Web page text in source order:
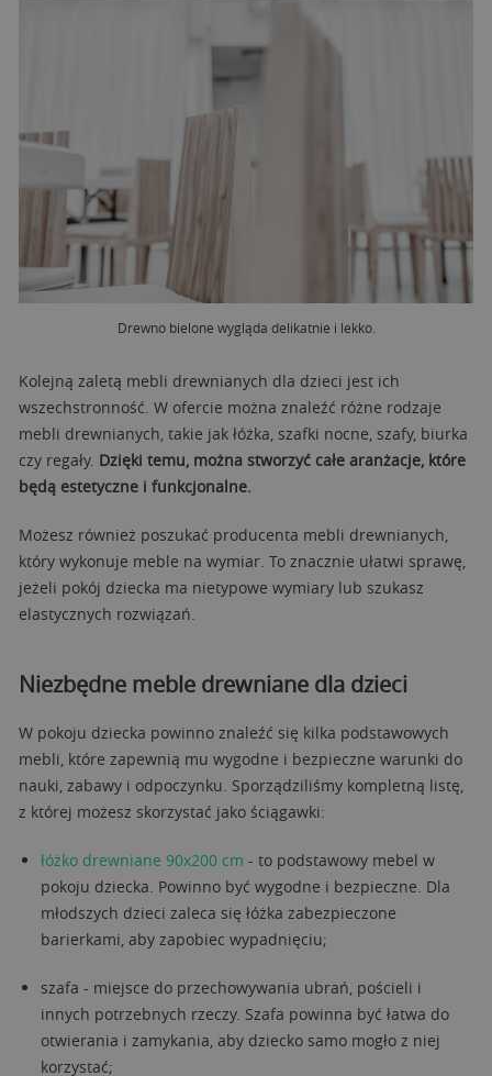
Drewno bielone wygląda delikatnie i lekko.
Kolejną zaletą mebli drewnianych dla dzieci jest ich
wszechstronność. W ofercie można znaleźć różne rodzaje
mebli drewnianych, takie jak łóżka, szafki nocne, szafy, biurka
czy regały. Dzięki temu, można stworzyć całe aranżacje, które
będą estetyczne i funkcjonalne.
Możesz również poszukać producenta mebli drewnianych,
który wykonuje meble na wymiar. To znacznie ułatwi sprawę,
jeżeli pokój dziecka ma nietypowe wymiary lub szukasz
elastycznych rozwiązań.
Niezbędne meble drewniane dla dzieci
W pokoju dziecka powinno znaleźć się kilka podstawowych
mebli, które zapewnią mu wygodne i bezpieczne warunki do
nauki, zabawy i odpoczynku. Sporządziliśmy kompletną listę,
z której możesz skorzystać jako ściągawki:
łóżko drewniane 90x200 cm - to podstawowy mebel w
pokoju dziecka. Powinno być wygodne i bezpieczne. Dla
młodszych dzieci zaleca się łóżka zabezpieczone
barierkami, aby zapobiec wypadnięciu;
szafa - miejsce do przechowywania ubrań, pościeli i
innych potrzebnych rzeczy. Szafa powinna być łatwa do
otwierania i zamykania, aby dziecko samo mogło z niej
korzystać;